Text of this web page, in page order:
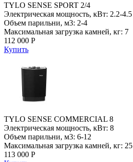
TYLO SENSE SPORT 2/4
Электрическая мощность, кВт: 2.2-4.5
Объем парильни, м3: 2-4
Максимальная загрузка камней, кг: 7
112 000 Р
Купить
TYLO SENSE COMMERCIAL 8
Электрическая мощность, кВт: 8
Объем парильни, м3: 6-12
Максимальная загрузка камней, кг: 25
113 000 Р